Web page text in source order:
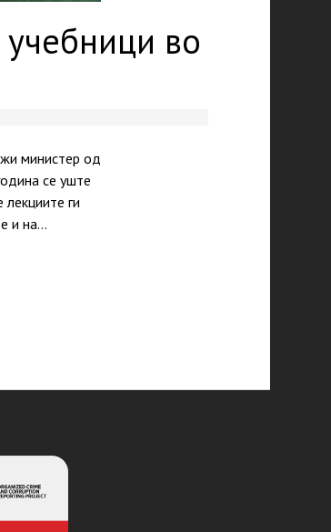
во
министер од
се уште
ги
и на…